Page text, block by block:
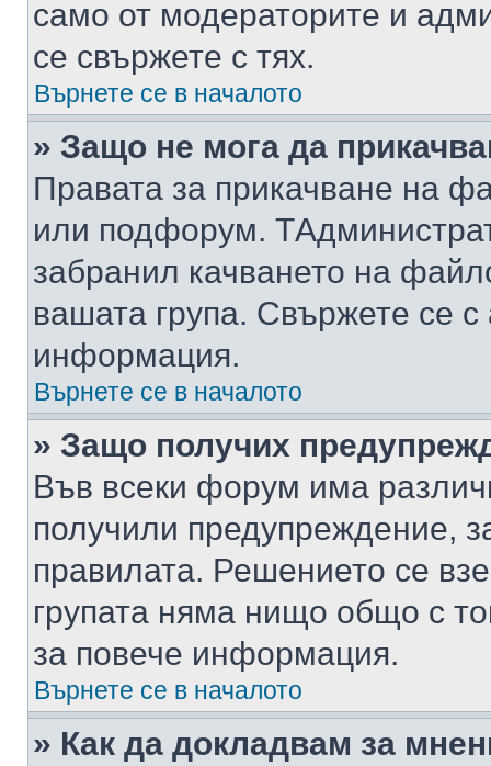
само от модераторите и
се свържете с тях.
Върнете се в началото
» Защо не мога да
Правата за прикачване на
или подфорум.
забранил качването на
вашата група. Свържете се
информация.
Върнете се в началото
» Защо получих
Във всеки форум има
получили предупреждение,
правилата. Решението се
групата няма нищо общо с
за повече информация.
Върнете се в началото
» Как да докладвам за